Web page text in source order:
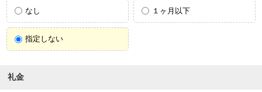
なし １ヶ月以下
指定しない
礼金